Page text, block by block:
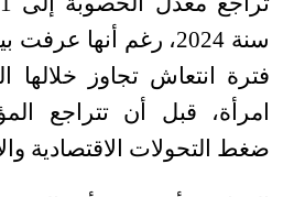
امرأة، قبل أن تتراجع
ضغط التحولات الاقتصادية